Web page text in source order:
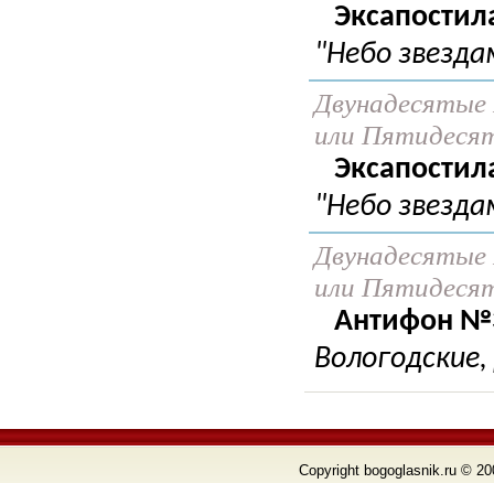
"Небо
или
"Небо
или
Антифон
Copyright bogoglasnik.ru ©